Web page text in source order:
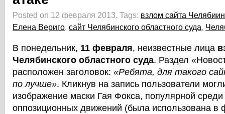
Posted on 12 февраля 2013. Tags: взлом сайта
Елена Вериго, сайт Челябинского областного суда,
В понедельник, 11 февраля, неизвестные лица
Челябинского областного суда. Раздел
расположен заголовок: «Ребята, для такого
по лучше». Кликнув на запись пользователи
изображение маски Гая Фокса, популярной
оппозиционных движений (была использована